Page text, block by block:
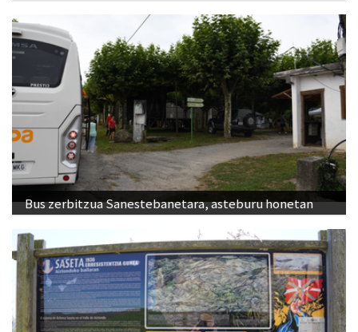
Bus zerbitzua Sanestebanetara, asteburu honetan